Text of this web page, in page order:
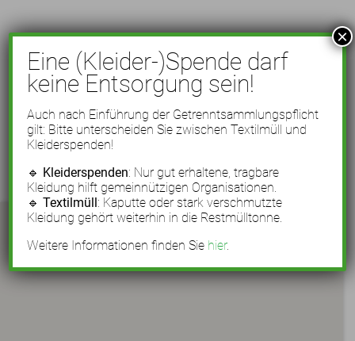
Eine (Kleider-)Spende darf
keine Entsorgung sein!
Auch nach Einführung der Getrenntsammlungspflicht
gilt: Bitte unterscheiden Sie zwischen Textilmüll und
Kleiderspenden!
🔹 Kleiderspenden: Nur gut erhaltene, tragbare
Kleidung hilft gemeinnützigen Organisationen.
🔹Textilmüll: Kaputte oder stark verschmutzte
Kleidung gehört weiterhin in die Restmülltonne.
Weitere Informationen finden Sie hier.
×